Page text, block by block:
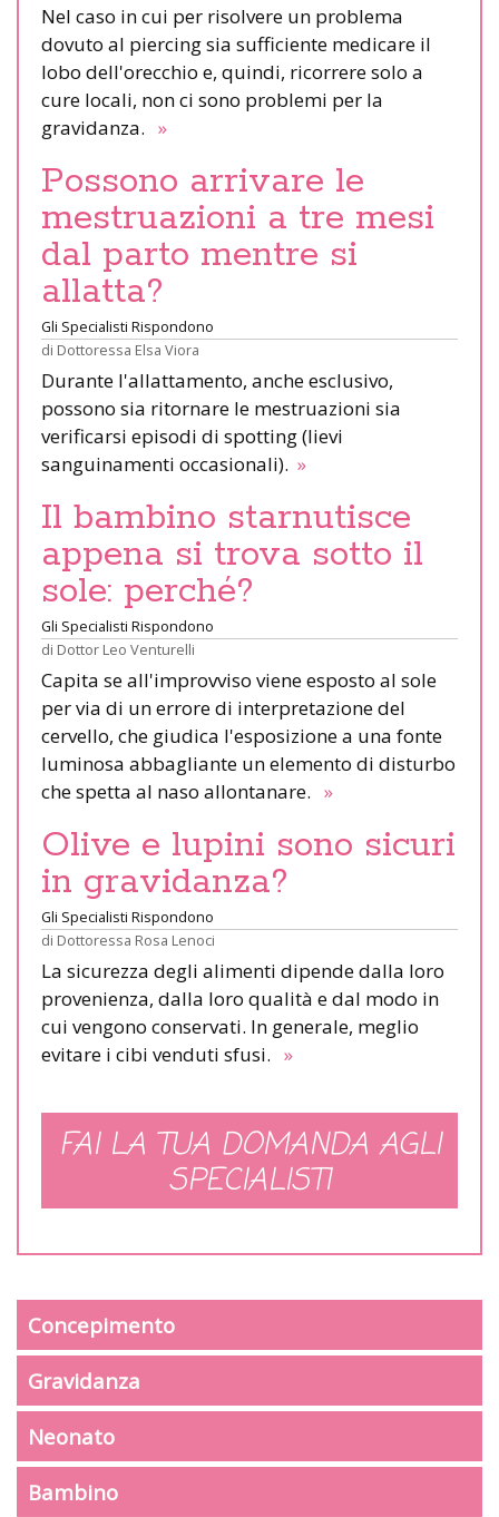
Nel caso in cui per risolvere un problema
dovuto al piercing sia sufficiente medicare il
lobo dell'orecchio e, quindi, ricorrere solo a
cure locali, non ci sono problemi per la
gravidanza. »
Possono arrivare le
mestruazioni a tre mesi
dal parto mentre si
allatta?
Gli Specialisti Rispondono
di Dottoressa Elsa Viora
Durante l'allattamento, anche esclusivo,
possono sia ritornare le mestruazioni sia
verificarsi episodi di spotting (lievi
sanguinamenti occasionali). »
Il bambino starnutisce
appena si trova sotto il
sole: perché?
Gli Specialisti Rispondono
di Dottor Leo Venturelli
Capita se all'improvviso viene esposto al sole
per via di un errore di interpretazione del
cervello, che giudica l'esposizione a una fonte
luminosa abbagliante un elemento di disturbo
che spetta al naso allontanare. »
Olive e lupini sono sicuri
in gravidanza?
Gli Specialisti Rispondono
di Dottoressa Rosa Lenoci
La sicurezza degli alimenti dipende dalla loro
provenienza, dalla loro qualità e dal modo in
cui vengono conservati. In generale, meglio
evitare i cibi venduti sfusi. »
FAI LA TUA DOMANDA AGLI
SPECIALISTI
Concepimento
Gravidanza
Neonato
Bambino